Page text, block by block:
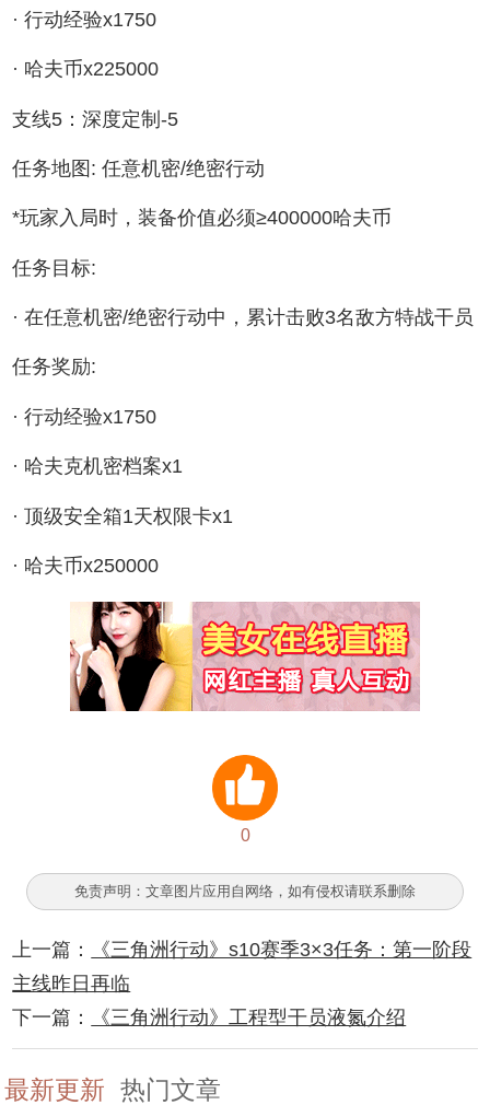
· 行动经验x1750
· 哈夫币x225000
支线5：深度定制-5
任务地图: 任意机密/绝密行动
*玩家入局时，装备价值必须≥400000哈夫币
任务目标:
· 在任意机密/绝密行动中，累计击败3名敌方特战干员
任务奖励:
· 行动经验x1750
· 哈夫克机密档案x1
· 顶级安全箱1天权限卡x1
· 哈夫币x250000
0
免责声明：文章图片应用自网络，如有侵权请联系删除
上一篇：
《三角洲行动》s10赛季3×3任务：第一阶段
主线昨日再临
下一篇：
《三角洲行动》工程型干员液氮介绍
最新更新 热门文章